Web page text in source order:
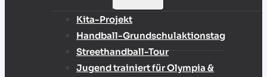
Kita-Projekt
Handball-Grundschulaktionstag
Streethandball-Tour
Jugend trainiert für Olympia &